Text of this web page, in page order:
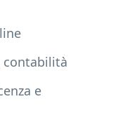
contabilità
e